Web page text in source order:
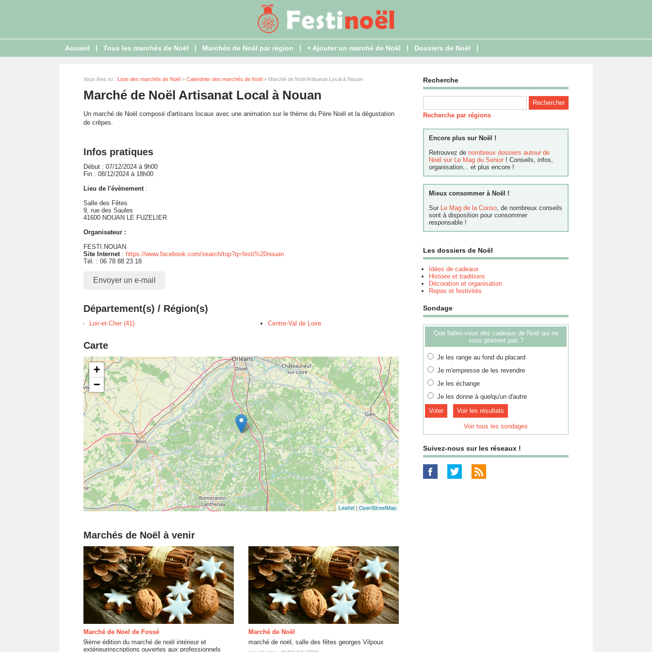
Accueil | Tous les marchés de Noël | Marchés de Noël par région | + Ajouter un marché de Noël | Dossiers de Noël |
Vous êtes ici : Liste des marchés de Noël > Calendrier des marchés de Noël > Marché de Noël Artisanat Local à Nouan
Marché de Noël Artisanat Local à Nouan
Un marché de Noël composé d'artisans locaux avec une animation sur le thème du Père Noël et la dégustation
de crêpes.
Infos pratiques
Début : 07/12/2024 à 9h00
Fin : 08/12/2024 à 18h00
Lieu de l'évènement:
Salle des Fêtes
9, rue des Saules
41600 NOUAN LE FUZELIER
Organisateur :
FESTI.NOUAN
Site Internet: https://www.facebook.com/search/top?q=festi%20nouan
Tél. : 06 78 88 23 18
Envoyer un e-mail
Département(s) / Région(s)
Loir-et-Cher (41) Centre-Val de Loire
Carte
+
−
Leaflet | OpenStreetMap
Marchés de Noël à venir
Marché de Noel de Fossé
9ième édition du marché de noël intérieur et
extérieurinscriptions ouvertes aux professionnels
Marché de Noël
marché de noël, salle des fêtes georges Vilpoux
Recherche
Recherche par régions
Encore plus sur Noël !
Retrouvez de nombreux dossiers autour de
Noël sur Le Mag du Senior ! Conseils, infos,
organisation... et plus encore !
Mieux consommer à Noël !
Sur Le Mag de la Conso, de nombreux conseils
sont à disposition pour consommer
responsable !
Les dossiers de Noël
Idées de cadeaux
Histoire et traditions
Décoration et organisation
Repas et festivités
Sondage
Que faites-vous des cadeaux de Noël qui ne
vous plaisent pas ?
Je les range au fond du placard
Je m'empresse de les revendre
Je les échange
Je les donne à quelqu'un d'autre
Voir les résultats
Voir tous les sondages
Suivez-nous sur les réseaux !